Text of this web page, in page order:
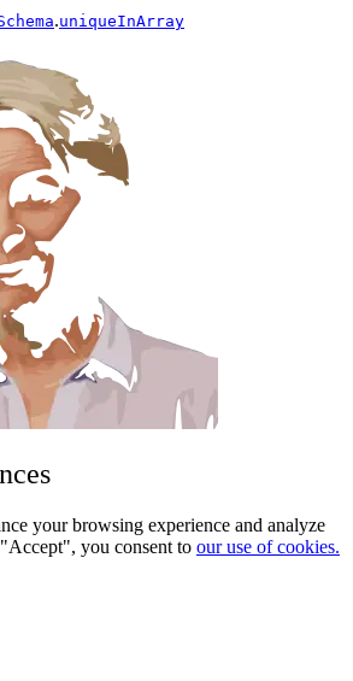
.uniqueInArray
your browsing experience and analyze
you consent to our use of cookies.